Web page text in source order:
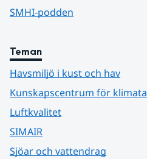
SMHI-podden
Teman
Havsmiljö i kust och hav
Kunskapscentrum för
Luftkvalitet
SIMAIR
Sjöar och vattendrag